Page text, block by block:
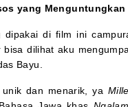
yang Menguntungkan
dipakai di film ini
dilihat aku
Bayu.
dan menarik, ya